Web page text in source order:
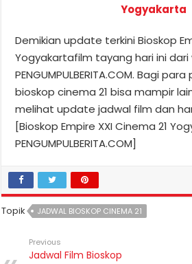
Yogyakarta
Demikian update terkini Bioskop
Yogyakartafilm tayang hari ini
PENGUMPULBERITA.COM. Bagi
bioskop cinema 21 bisa mampir
melihat update jadwal film dan
[Bioskop Empire XXI Cinema 21
PENGUMPULBERITA.COM]
Topik JADWAL BIOSKOP CINEMA 21
Previous
Jadwal Film Bioskop